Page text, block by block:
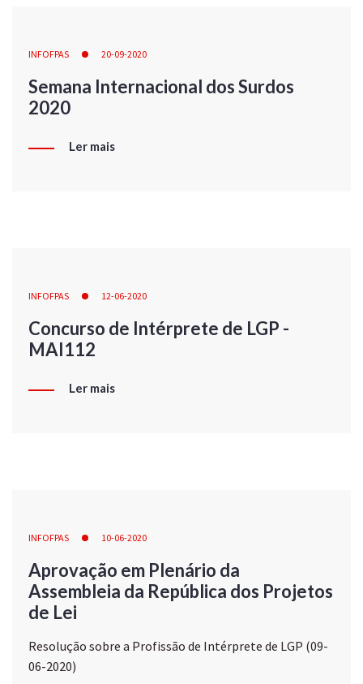
INFOFPAS 20-09-2020
Semana Internacional dos Surdos
2020
Ler mais
INFOFPAS 12-06-2020
Concurso de Intérprete de LGP -
MAI112
Ler mais
INFOFPAS 10-06-2020
Aprovação em Plenário da
Assembleia da República dos Projetos
de Lei
Resolução sobre a Profissão de Intérprete de LGP (09-
06-2020)